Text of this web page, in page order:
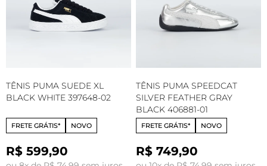
TÊNIS PUMA SUEDE XL
BLACK WHITE 397648-02
FRETE GRÁTIS* NOVO
R$ 599,90
TÊNIS PUMA SPEEDCAT
SILVER FEATHER GRAY
BLACK 406881-01
FRETE GRÁTIS* NOVO
R$ 749,90